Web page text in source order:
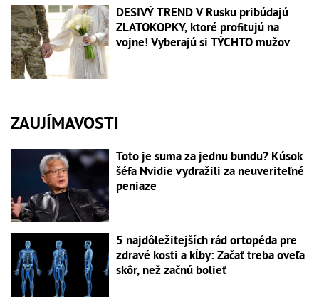
DESIVÝ TREND V Rusku pribúdajú
ZLATOKOPKY, ktoré profitujú na
vojne! Vyberajú si TÝCHTO mužov
ZAUJÍMAVOSTI
Toto je suma za jednu bundu? Kúsok
šéfa Nvidie vydražili za neuveriteľné
peniaze
5 najdôležitejších rád ortopéda pre
zdravé kosti a kĺby: Začať treba oveľa
skôr, než začnú bolieť